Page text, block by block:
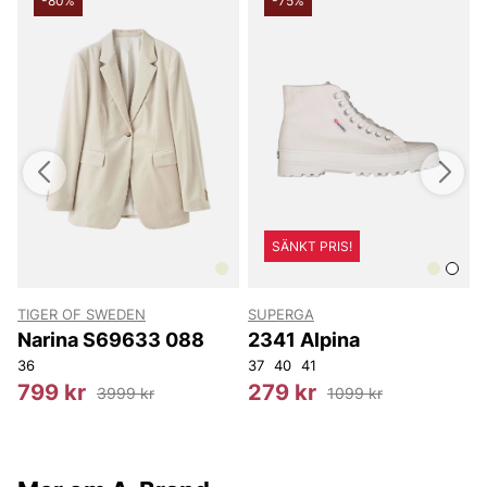
TIGER OF SWEDEN
Narina S69633 088
36
799 kr 3999 kr
SÄNKT PRIS!
SUPERGA
2341 Alpina
37 40 41
279 kr 1099 kr